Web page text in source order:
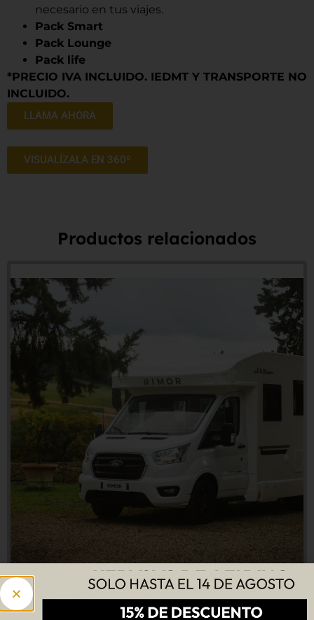
necesario en tus viajes.
Pack Smart
Pack Lounge
Pack life
*PRECIO IVA INCLUIDO. IEDMT Y TRANSPORTE NO
INCLUIDO.
LLAMA AHORA
VISUALÍZALA EN 360º
Productos relacionados
RIMOR Kilig 77 Plus – autocaravana perfilada